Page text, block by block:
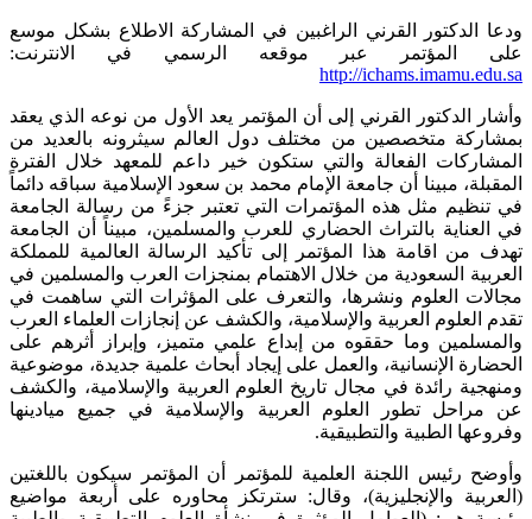
ودعا الدكتور القرني الراغبين في المشاركة الاطلاع بشكل موسع
على المؤتمر عبر موقعه الرسمي في الانترنت:
http://ichams.imamu.edu.sa
وأشار الدكتور القرني إلى أن المؤتمر يعد الأول من نوعه الذي يعقد
بمشاركة متخصصين من مختلف دول العالم سيثرونه بالعديد من
المشاركات الفعالة والتي ستكون خير داعم للمعهد خلال الفترة
المقبلة، مبينا أن جامعة الإمام محمد بن سعود الإسلامية سباقه دائماً
في تنظيم مثل هذه المؤتمرات التي تعتبر جزءً من رسالة الجامعة
في العناية بالتراث الحضاري للعرب والمسلمين، مبيناً أن الجامعة
تهدف من اقامة هذا المؤتمر إلى تأكيد الرسالة العالمية للمملكة
العربية السعودية من خلال الاهتمام بمنجزات العرب والمسلمين في
مجالات العلوم ونشرها، والتعرف على المؤثرات التي ساهمت في
تقدم العلوم العربية والإسلامية، والكشف عن إنجازات العلماء العرب
والمسلمين وما حققوه من إبداع علمي متميز، وإبراز أثرهم على
الحضارة الإنسانية، والعمل على إيجاد أبحاث علمية جديدة، موضوعية
ومنهجية رائدة في مجال تاريخ العلوم العربية والإسلامية، والكشف
عن مراحل تطور العلوم العربية والإسلامية في جميع ميادينها
وفروعها الطبية والتطبيقية.
وأوضح رئيس اللجنة العلمية للمؤتمر أن المؤتمر سيكون باللغتين
(العربية والإنجليزية)، وقال: سترتكز محاوره على أربعة مواضيع